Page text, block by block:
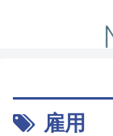
雇用